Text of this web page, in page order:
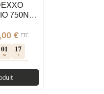
750N
€ TTC
01
M
16
S